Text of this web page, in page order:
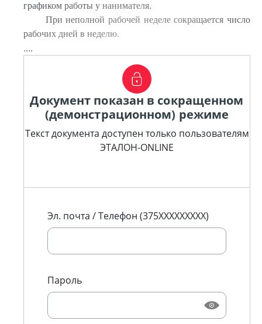
графиком работы у нанимателя.
При неполной рабочей неделе сокращается число
рабочих дней в неделю.
....
Документ показан в сокращенном
(демонстрационном) режиме
Текст документа доступен только пользователям
ЭТАЛОН-ONLINE
Эл. почта / Телефон (375XXXXXXXXX)
Пароль